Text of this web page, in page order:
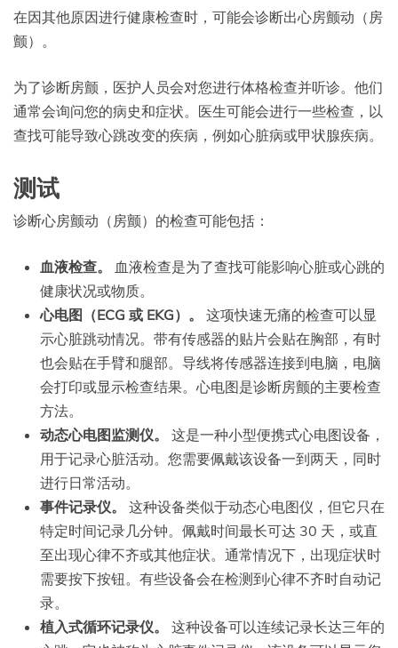
在因其他原因进行健康检查时，可能会诊断出心房颤动（房
颤）。
为了诊断房颤，医护人员会对您进行体格检查并听诊。他们
通常会询问您的病史和症状。医生可能会进行一些检查，以
查找可能导致心跳改变的疾病，例如心脏病或甲状腺疾病。
测试
诊断心房颤动（房颤）的检查可能包括：
血液检查。
血液检查是为了查找可能影响心脏或心跳的
健康状况或物质。
心电图（ECG 或 EKG）。
这项快速无痛的检查可以显
示心脏跳动情况。带有传感器的贴片会贴在胸部，有时
也会贴在手臂和腿部。导线将传感器连接到电脑，电脑
会打印或显示检查结果。心电图是诊断房颤的主要检查
方法。
动态心电图监测仪。
这是一种小型便携式心电图设备，
用于记录心脏活动。您需要佩戴该设备一到两天，同时
进行日常活动。
事件记录仪。
这种设备类似于动态心电图仪，但它只在
特定时间记录几分钟。佩戴时间最长可达 30 天，或直
至出现心律不齐或其他症状。通常情况下，出现症状时
需要按下按钮。有些设备会在检测到心律不齐时自动记
录。
植入式循环记录仪。
这种设备可以连续记录长达三年的